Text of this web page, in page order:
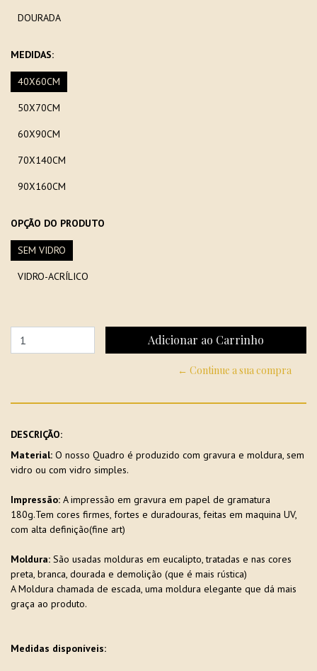
DOURADA
MEDIDAS:
40X60CM
50X70CM
60X90CM
70X140CM
90X160CM
OPÇÃO DO PRODUTO
SEM VIDRO
VIDRO-ACRÍLICO
← Continue a sua compra
DESCRIÇÃO:
Material: O nosso Quadro é produzido com gravura e moldura, sem
vidro ou com vidro simples.
Impressão: A impressão em gravura em papel de gramatura
180g.Tem cores firmes, fortes e duradouras, feitas em maquina UV,
com alta definição(fine art)
Moldura: São usadas molduras em eucalipto, tratadas e nas cores
preta, branca, dourada e demolição (que é mais rústica)
A Moldura chamada de escada, uma moldura elegante que dá mais
graça ao produto.
Medidas disponíveis: